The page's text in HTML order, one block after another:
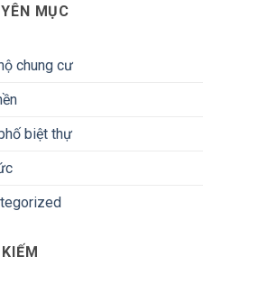
MỤC
chung cư
biệt thự